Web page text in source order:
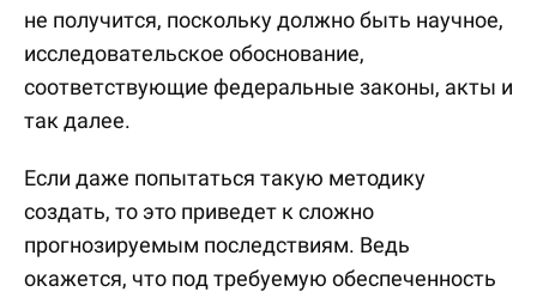
не получится, поскольку должно быть научное,
исследовательское обоснование,
соответствующие федеральные законы, акты и
так далее.
Если даже попытаться такую методику
создать, то это приведет к сложно
прогнозируемым последствиям. Ведь
окажется, что под требуемую обеспеченность